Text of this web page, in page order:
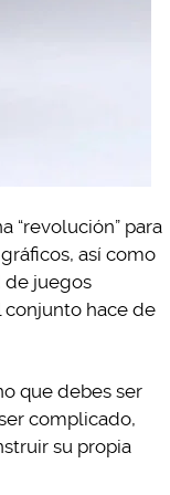
“revolución” para
así como
de juegos
conjunto hace de
que debes ser
complicado,
su propia